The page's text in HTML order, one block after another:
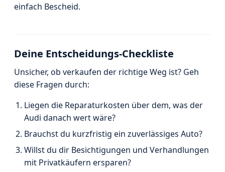
einfach Bescheid.
Deine Entscheidungs-Checkliste
Unsicher, ob verkaufen der richtige Weg ist? Geh
diese Fragen durch:
Liegen die Reparaturkosten über dem, was der
Audi danach wert wäre?
Brauchst du kurzfristig ein zuverlässiges Auto?
Willst du dir Besichtigungen und Verhandlungen
mit Privatkäufern ersparen?